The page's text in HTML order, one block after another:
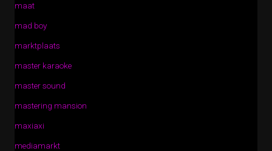
maat
mad boy
marktplaats
master karaoke
master sound
mastering mansion
maxiaxi
mediamarkt